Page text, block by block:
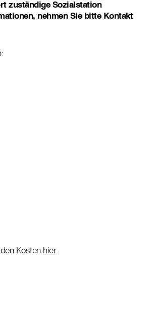
zuständige Sozialstation
nehmen Sie bitte Kontakt
Kosten hier.